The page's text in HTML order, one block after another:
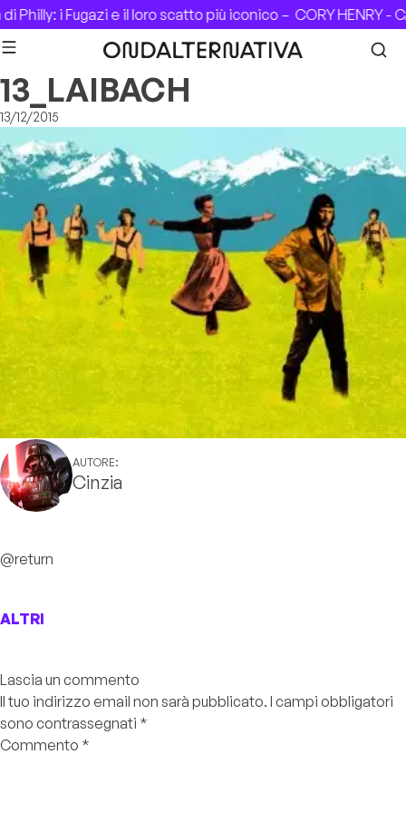
Skip to content
Philly: i Fugazi e il loro scatto più iconico –CORY HENRY -
13_LAIBACH
13/12/2015
AUTORE:
Cinzia
@return
ALTRI
Lascia un commento
Il tuo indirizzo email non sarà pubblicato. I campi obbligatori
sono contrassegnati *
Commento *